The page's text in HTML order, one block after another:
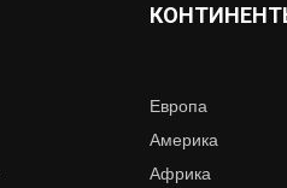
Европа
Америка
Африка